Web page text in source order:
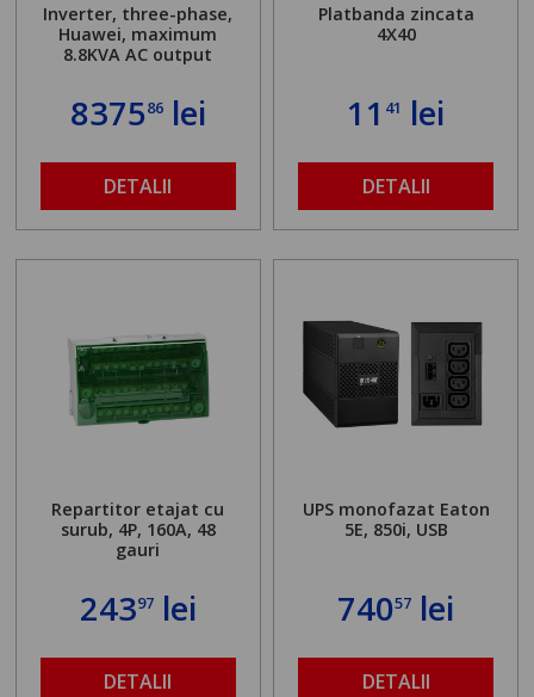
Inverter, three-phase,
Huawei, maximum
8.8KVA AC output
837586lei
DETALII
Platbanda zincata
4X40
11 41 lei
DETALII
Repartitor etajat cu
surub, 4P, 160A, 48
gauri
24397lei
DETALII
UPS monofazat Eaton
5E, 850i, USB
74057 lei
DETALII